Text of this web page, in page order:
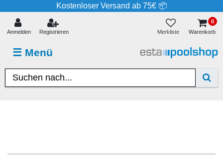
Kostenloser Versand ab 75€ 📦
☰ Menü
Anmelden Registrieren Merkliste
0
Warenkorb